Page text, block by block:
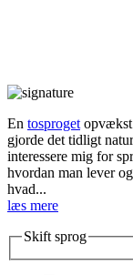
En tosproget
gjorde det tidligt
interessere mig for
hvordan man lever
hvad...
læs mere
Skift sprog